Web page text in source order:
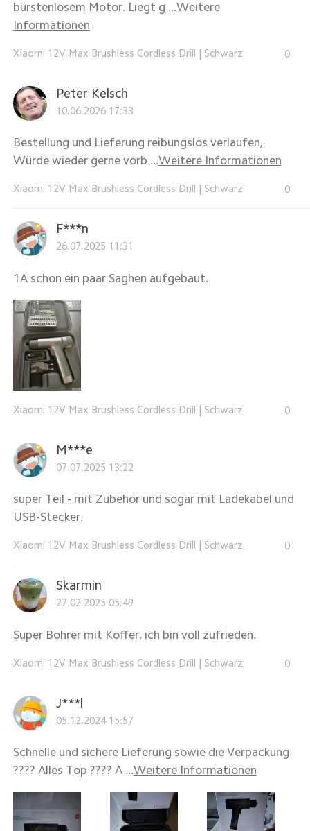
bürstenlosem Motor. Liegt g ...Weitere
Informationen
Xiaomi 12V Max Brushless Cordless Drill | Schwarz 0
Peter Kelsch
10.06.2026 17:33
Bestellung und Lieferung reibungslos verlaufen,
Würde wieder gerne vorb ...Weitere Informationen
Xiaomi 12V Max Brushless Cordless Drill Schwarz 0
F***n
26.07.2025 11:31
1A schon ein paar Saghen aufgebaut.
Xiaomi 12V Max Brushless Cordless Drill Schwarz 0
M***e
07.07.2025 13:22
super Teil - mit Zubehör und sogar mit Ladekabel und
USB-Stecker.
Xiaomi 12V Max Brushless Cordless Drill Schwarz 0
Skarmin
27.02.2025 05:49
Super Bohrer mit Koffer. ich bin voll zufrieden.
Xiaomi 12V Max Brushless Cordless Drill | Schwarz 0
J***l
05.12.2024 15:57
Schnelle und sichere Lieferung sowie die Verpackung
???? Alles Top ???? A ...Weitere Informationen